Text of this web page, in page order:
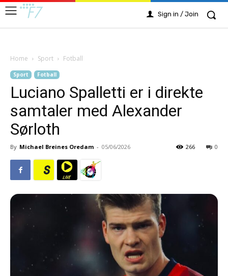
Sign in / Join
Home Sport Fotball
Sport Fotball
Luciano Spalletti er i direkte
samtaler med Alexander
Sørloth
By Michael Breines Oredam - 05/06/2026 0
266